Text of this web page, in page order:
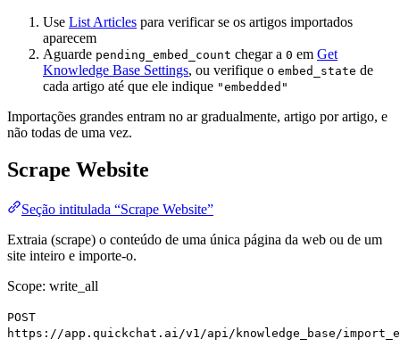
Use List Articles para verificar se os artigos importados
aparecem
Aguarde pending_embed_count chegar a 0 em Get
Knowledge Base Settings, ou verifique o embed_state de
cada artigo até que ele indique "embedded"
Importações grandes entram no ar gradualmente, artigo por artigo, e
não todas de uma vez.
Scrape Website
Seção intitulada “Scrape Website”
Extraia (scrape) o conteúdo de uma única página da web ou de um
site inteiro e importe-o.
Scope: write_all
POST
https://app.quickchat.ai/v1/api/knowledge_base/